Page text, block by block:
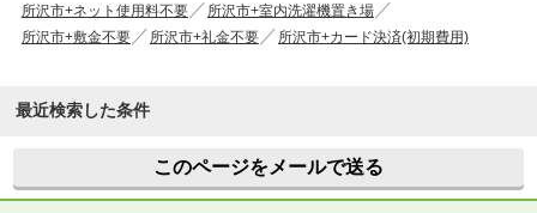
所沢市+ネット使用料不要
所沢市+室内洗濯機置き場
所沢市+敷金不要
所沢市+礼金不要 所沢市+カード決済(初期費用)
最近検索した条件
このページをメールで送る